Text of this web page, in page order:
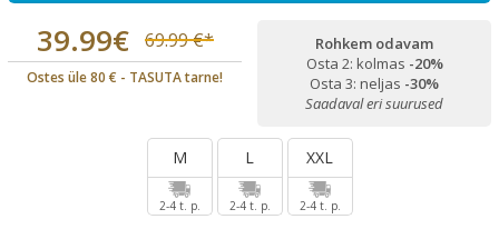
39.99€ 69.99 €*
Ostes üle 80 € - TASUTA tarne!
Rohkem odavam
Osta 2: kolmas -20%
Osta 3: neljas -30%
Saadaval eri suurused
M
2-4 t. p.
L
2-4 t. p.
XXL
2-4 t. p.